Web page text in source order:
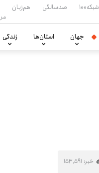
شبکه۱۰۰ صدسالگی هم‌زبان
جهان استان‌ها زندگی
خبر: ۱۵۳٬۵۹۱